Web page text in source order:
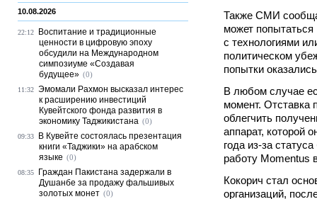
Также СМИ
может
с технологиями
политическом
попытки
В любом случае
момент. Отставка
облегчить
аппарат, которой
года из-за
работу Momentus
Кокорич стал
организаций,
10.08.2026
22:12
Воспитание и традиционные
ценности в цифровую эпоху
обсудили на Международном
симпозиуме «Создавая
будущее» (0)
11:32 Эмомали Рахмон высказал интерес
к расширению инвестиций
Кувейтского фонда развития в
экономику Таджикистана (0)
09:33
В Кувейте состоялась презентация
книги «Таджики» на арабском
языке (0)
08:35
Граждан Пакистана задержали в
Душанбе за продажу фальшивых
золотых монет (0)